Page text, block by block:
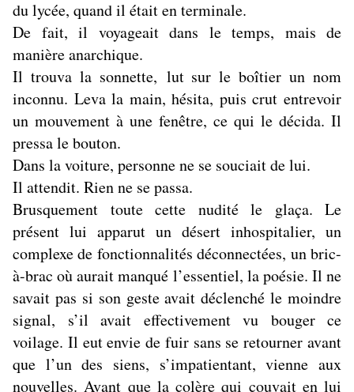
du lycée, quand il était en terminale.
De fait, il voyageait dans le temps, mais de
manière anarchique.
Il trouva la sonnette, lut sur le boîtier un nom
inconnu. Leva la main, hésita, puis crut entrevoir
un mouvement à une fenêtre, ce qui le décida. Il
pressa le bouton.
Dans la voiture, personne ne se souciait de lui.
Il attendit. Rien ne se passa.
Brusquement toute cette nudité le glaça. Le
présent lui apparut un désert inhospitalier, un
complexe de fonctionnalités déconnectées, un bric-
à-brac où aurait manqué l’essentiel, la poésie. Il ne
savait pas si son geste avait déclenché le moindre
signal, s’il avait effectivement vu bouger ce
voilage. Il eut envie de fuir sans se retourner avant
que l’un des siens, s’impatientant, vienne aux
nouvelles. Avant que la colère qui couvait en lui